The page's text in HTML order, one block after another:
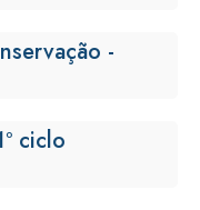
-
ciclo